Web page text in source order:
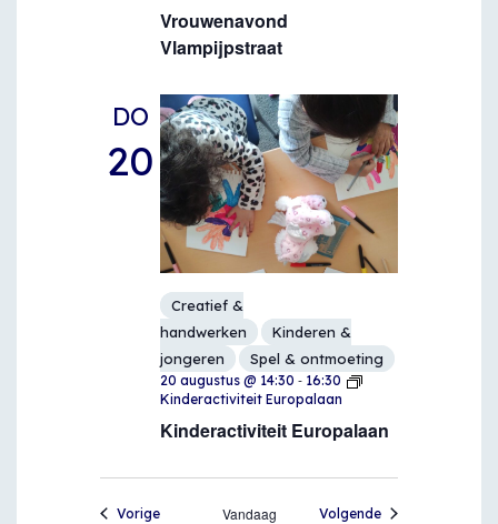
Vrouwenavond
Vlampijpstraat
DO
20
Kinderactiviteit Europalaan
Creatief &
handwerken
Kinderen &
jongeren
Spel & ontmoeting
20 augustus @ 14:30 - 16:30
Kinderactiviteit Europalaan
VorigeEvenementenVandaag VolgendeEvenementen